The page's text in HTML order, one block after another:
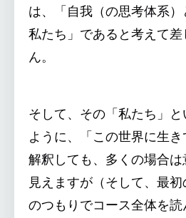
は、「自我（の思考体系
私たち」であると考えて
ん。
そして、その「私たち」
ように、「この世界に生
解釈しても、多くの場合
見えますが（そして、最
のつもりでコース全体を